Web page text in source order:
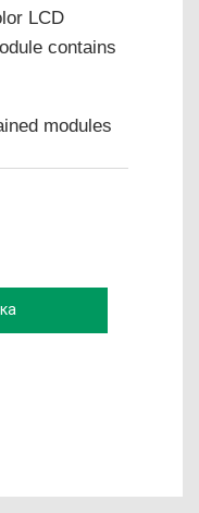
LCD
contains
modules